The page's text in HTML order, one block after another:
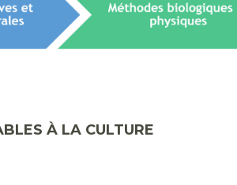
À LA CULTURE